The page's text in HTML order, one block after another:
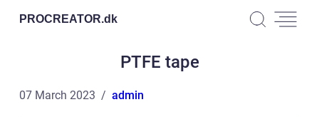
PROCREATOR.dk
PTFE tape
07 March 2023 admin